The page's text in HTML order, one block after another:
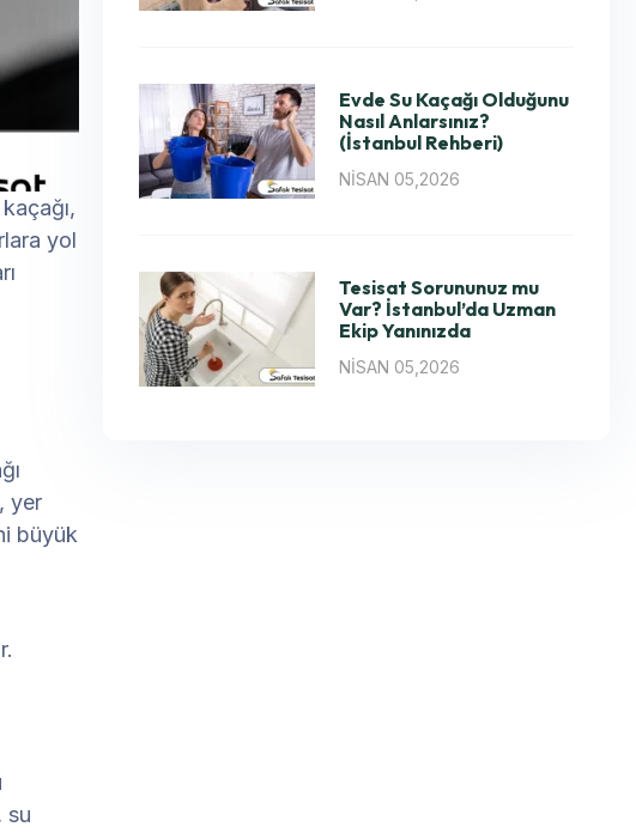
yol
yer
büyük
su
Evde Su Kaçağı Olduğunu
Nasıl Anlarsınız?
(İstanbul Rehberi)
NISAN 05,2026
Tesisat Sorununuz mu
Var? İstanbul’da Uzman
Ekip Yanınızda
NISAN 05,2026